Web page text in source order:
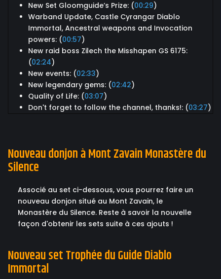
New Set Gloomguide’s Prize: (00:29)
Warband Update, Castle Cyrangar Diablo
Immortal, Ancestral weapons and Invocation
powers: (00:57)
New raid boss Zilech the Misshapen GS 6175:
(02:24)
New events: (02:33)
New legendary gems: (02:42)
Quality of Life: (03:07)
Don't forget to follow the channel, thanks!: (03:27)
Nouveau donjon à Mont Zavain Monastère du
Silence
Associé au set ci-dessous, vous pourrez faire un
nouveau donjon situé au Mont Zavain, le
Monastère du Silence. Reste à savoir la nouvelle
façon d'obtenir les sets suite à ces ajouts !
Nouveau set Trophée du Guide Diablo
Immortal